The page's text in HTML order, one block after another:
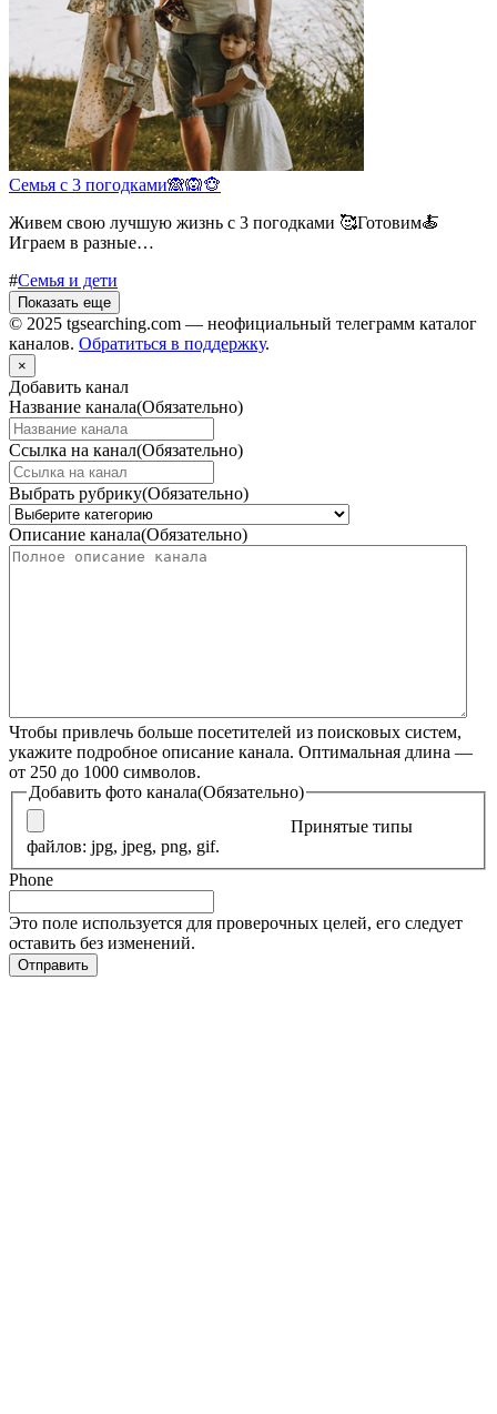
Семья с 3 погодками🙈🙉🐵
Живем свою лучшую жизнь с 3 погодками 🥰Готовим🍝
Играем в разные…
#Семья и дети
Показать еще
© 2025 tgsearching.com — неофициальный телеграмм каталог
каналов. Обратиться в поддержку.
×
Добавить канал
Название канала(Обязательно)
Ссылка на канал(Обязательно)
Выбрать рубрику(Обязательно)
Описание канала(Обязательно)
Чтобы привлечь больше посетителей из поисковых систем,
укажите подробное описание канала. Оптимальная длина —
от 250 до 1000 символов.
Добавить фото канала(Обязательно)
Принятые типы
файлов: jpg, jpeg, png, gif.
Phone
Это поле используется для проверочных целей, его следует
оставить без изменений.